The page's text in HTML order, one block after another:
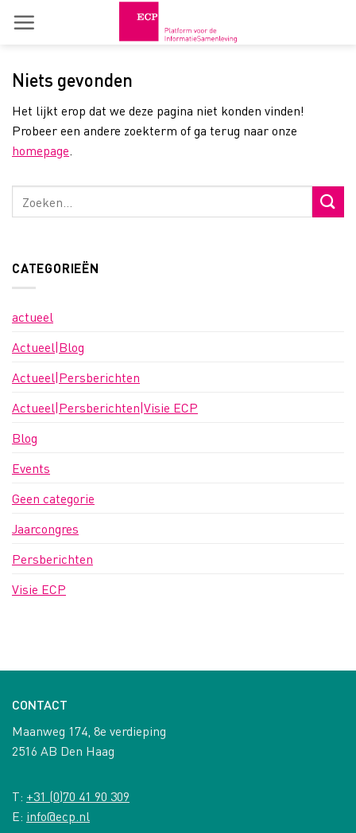
Niets gevonden
Het lijkt erop dat we deze pagina niet konden vinden!
Probeer een andere zoekterm of ga terug naar onze
homepage
CATEGORIEËN
actueel
Actueel|Blog
Actueel|Persberichten
Actueel|Persberichten|Visie ECP
Blog
Events
Geen categorie
Jaarcongres
Persberichten
Visie ECP
CONTACT
Maanweg 174, 8e verdieping
2516 AB Den Haag
T: +31 (0)70 41 90 309
E: info@ecp.nl